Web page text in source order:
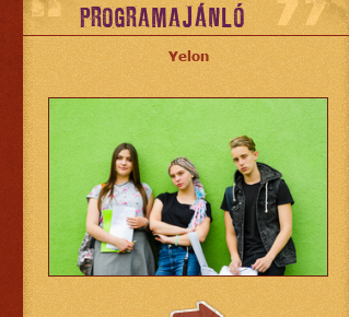
PROGRAMAJÁNLÓ
Yelon